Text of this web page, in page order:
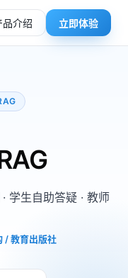
品介绍 立即体验
学生自助答疑 · 教师
/ 教育出版社